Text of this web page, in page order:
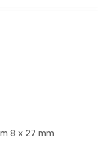
8 x 27 mm